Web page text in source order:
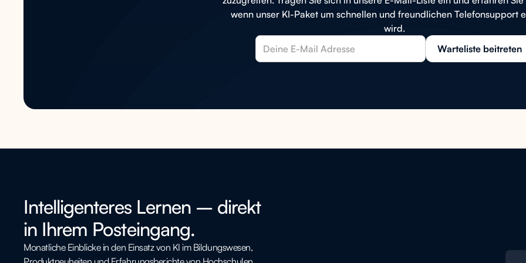
wenn unser KI-Paket um schnellen und freundlichen Telefonsupport
wird.
Intelligenteres Lernen – direkt
in Ihrem Posteingang.
Monatliche Einblicke in den Einsatz von KI im Bildungswesen,